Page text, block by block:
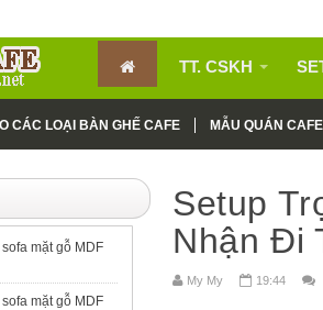
TT. CSKH
CÁC LOẠI BÀN GHẾ CAFE MẪU QUÁN
Setup
Nhận Đi
My My 19:44
mặt gỗ MDF
mặt gỗ MDF